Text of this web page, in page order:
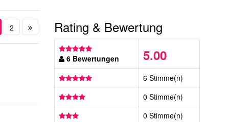
2 Rating & Bewertung
6 Bewertungen 5.00
6 Stimme(n)
0 Stimme(n)
0 Stimme(n)